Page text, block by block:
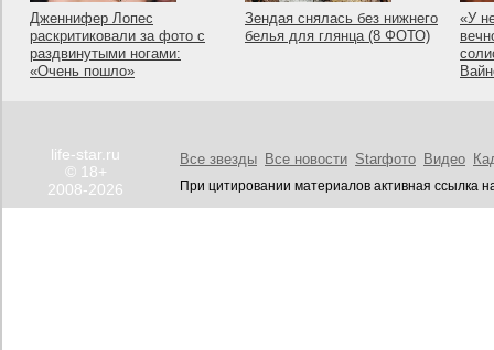
Дженнифер Лопес
раскритиковали за фото с
раздвинутыми ногами:
«Очень пошло»
Зендая снялась без нижнего
белья для глянца (8 ФОТО)
«У
life-star.ru
© 18+
2008-2026
Все звезды Все новости Starфото Видео
При цитировании материалов активная ссылка